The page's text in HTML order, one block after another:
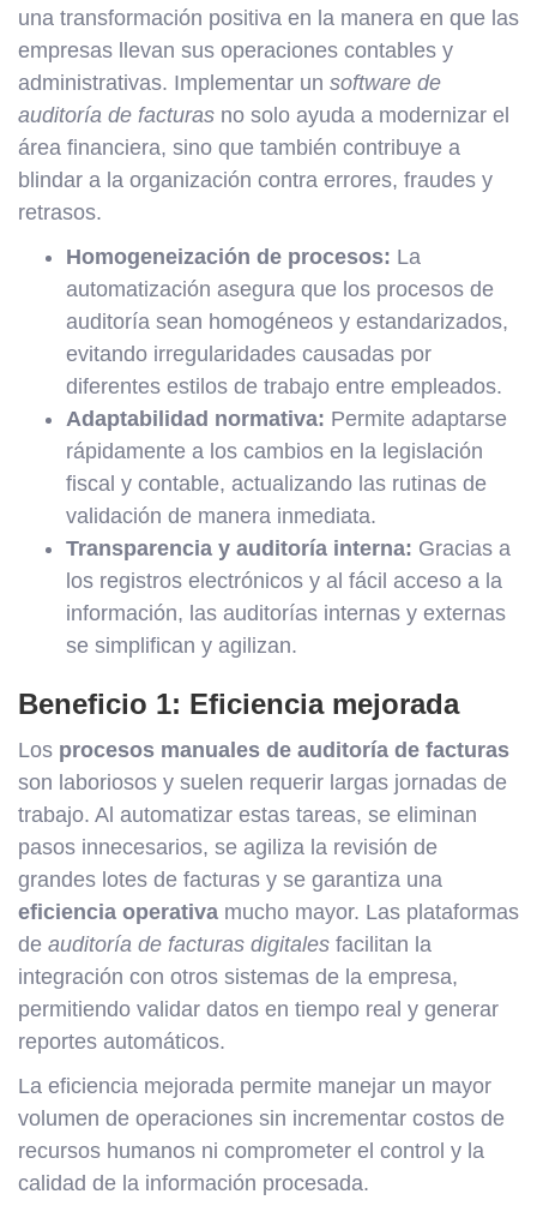
una transformación positiva en la manera en que las
empresas llevan sus operaciones contables y
administrativas. Implementar un software de
auditoría de facturas no solo ayuda a modernizar el
área financiera, sino que también contribuye a
blindar a la organización contra errores, fraudes y
retrasos.
Homogeneización de procesos: La
automatización asegura que los procesos de
auditoría sean homogéneos y estandarizados,
evitando irregularidades causadas por
diferentes estilos de trabajo entre empleados.
Adaptabilidad normativa: Permite adaptarse
rápidamente a los cambios en la legislación
fiscal y contable, actualizando las rutinas de
validación de manera inmediata.
Transparencia y auditoría interna: Gracias a
los registros electrónicos y al fácil acceso a la
información, las auditorías internas y externas
se simplifican y agilizan.
Beneficio 1: Eficiencia mejorada
Los procesos manuales de auditoría de facturas
son laboriosos y suelen requerir largas jornadas de
trabajo. Al automatizar estas tareas, se eliminan
pasos innecesarios, se agiliza la revisión de
grandes lotes de facturas y se garantiza una
eficiencia operativa mucho mayor. Las plataformas
de auditoría de facturas digitales facilitan la
integración con otros sistemas de la empresa,
permitiendo validar datos en tiempo real y generar
reportes automáticos.
La eficiencia mejorada permite manejar un mayor
volumen de operaciones sin incrementar costos de
recursos humanos ni comprometer el control y la
calidad de la información procesada.